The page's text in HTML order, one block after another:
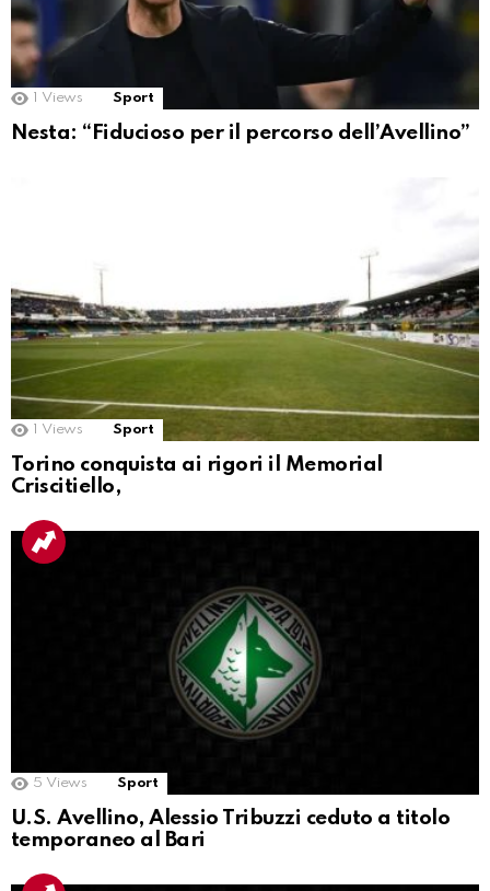
1 Views Sport
Nesta: “Fiducioso per il percorso dell’Avellino”
1 Views Sport
Torino conquista ai rigori il Memorial
Criscitiello,
5 Views Sport
U.S. Avellino, Alessio Tribuzzi ceduto a titolo
temporaneo al Bari